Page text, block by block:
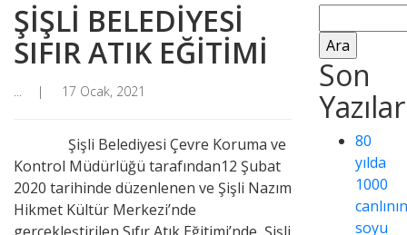
ŞİŞLİ BELEDİYESİ
SIFIR ATIK EĞİTİMİ
... 17 Ocak, 2021
Şişli Belediyesi Çevre Koruma ve
Kontrol Müdürlüğü tarafından12 Şubat
2020 tarihinde düzenlenen ve Şişli Nazım
Hikmet Kültür Merkezi’nde
Son
Yazılar
80
yılda
1000
canlının
soyu